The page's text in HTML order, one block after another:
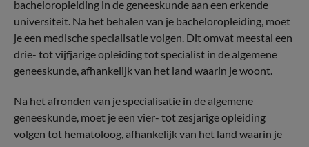
bacheloropleiding in de geneeskunde aan een erkende
universiteit. Na het behalen van je bacheloropleiding, moet
je een medische specialisatie volgen. Dit omvat meestal een
drie- tot vijfjarige opleiding tot specialist in de algemene
geneeskunde, afhankelijk van het land waarin je woont.
Na het afronden van je specialisatie in de algemene
geneeskunde, moet je een vier- tot zesjarige opleiding
volgen tot hematoloog, afhankelijk van het land waarin je